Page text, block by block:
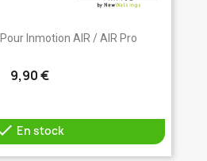
Inmotion AIR / AIR Pro
9,90 €
En stock